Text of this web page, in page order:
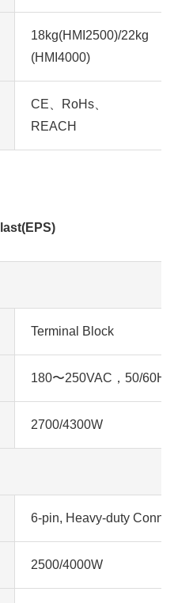
18kg(HMI2500)/22kg
(HMI4000)
CE、RoHs、
REACH
Terminal Block
180〜250VAC，50/60Hz
2700/4300W
6-pin, Heavy-duty Connector
2500/4000W